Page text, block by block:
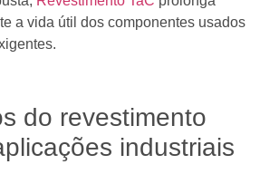
a vida útil dos componentes usados
do revestimento
industriais